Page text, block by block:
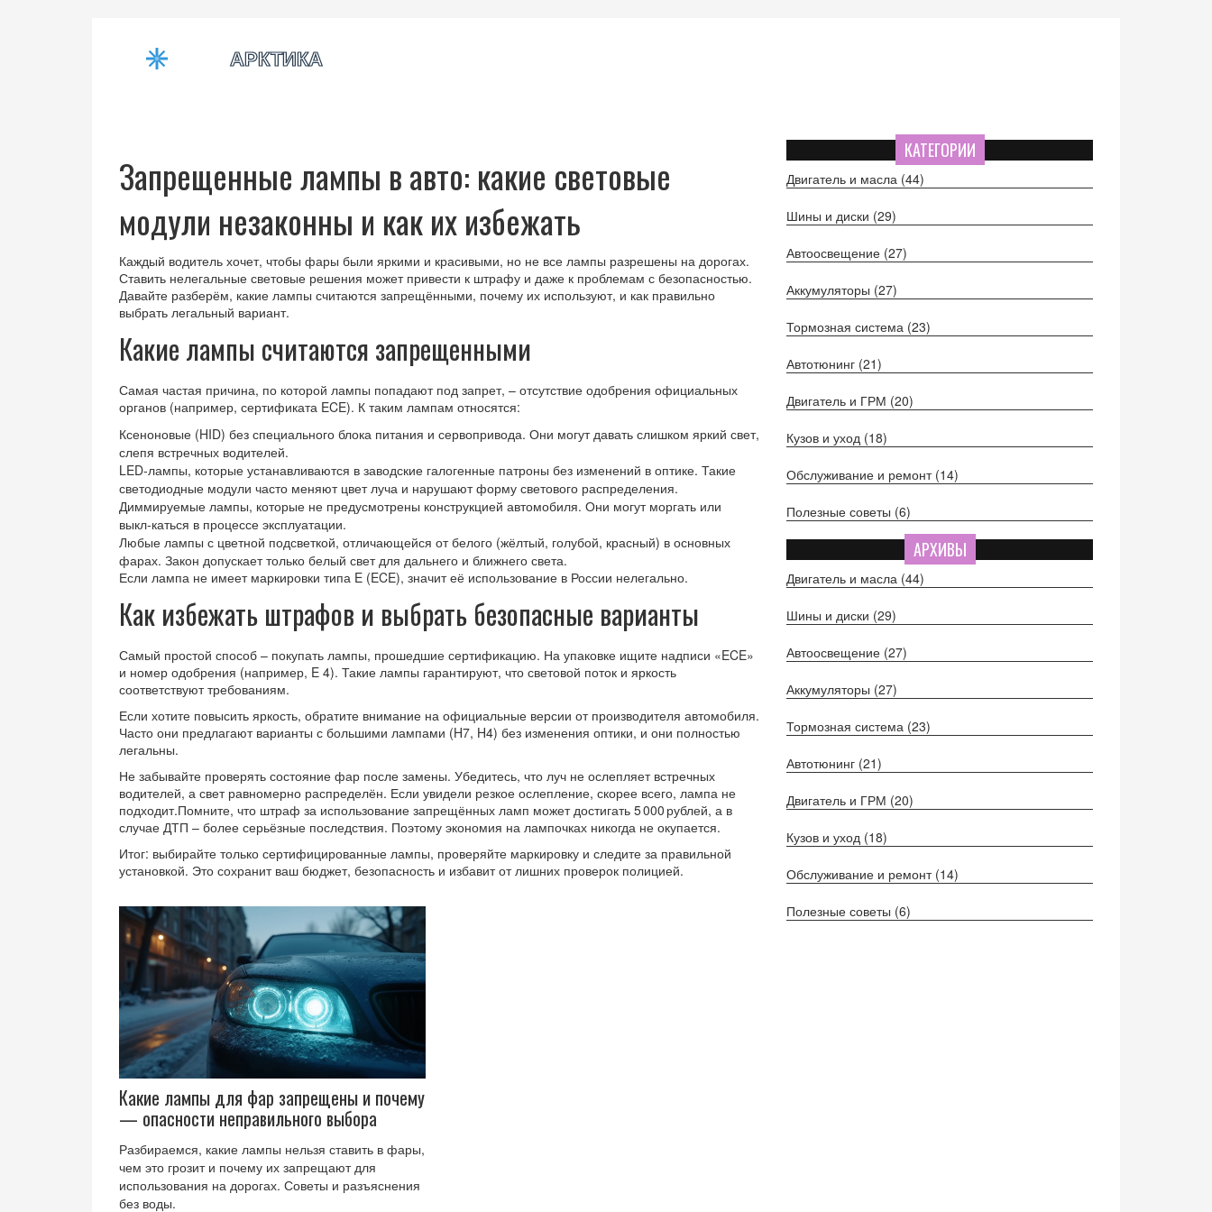
Запрещенные лампы в авто: какие световые
модули незаконны и как их избежать
Каждый водитель хочет, чтобы фары были яркими и красивыми, но не все лампы разрешены на дорогах.
Ставить нелегальные световые решения может привести к штрафу и даже к проблемам с безопасностью.
Давайте разберём, какие лампы считаются запрещёнными, почему их используют, и как правильно
выбрать легальный вариант.
Какие лампы считаются запрещенными
Самая частая причина, по которой лампы попадают под запрет, – отсутствие одобрения официальных
органов (например, сертификата ECE). К таким лампам относятся:
Ксеноновые (HID) без специального блока питания и сервопривода. Они могут давать слишком яркий свет,
слепя встречных водителей.
LED‑лампы, которые устанавливаются в заводские галогенные патроны без изменений в оптике. Такие
светодиодные модули часто меняют цвет луча и нарушают форму светового распределения.
Диммируемые лампы, которые не предусмотрены конструкцией автомобиля. Они могут моргать или
выкл‑каться в процессе эксплуатации.
Любые лампы с цветной подсветкой, отличающейся от белого (жёлтый, голубой, красный) в основных
фарах. Закон допускает только белый свет для дальнего и ближнего света.
Если лампа не имеет маркировки типа E (ECE), значит её использование в России нелегально.
Как избежать штрафов и выбрать безопасные варианты
Самый простой способ – покупать лампы, прошедшие сертификацию. На упаковке ищите надписи «ECE»
и номер одобрения (например, E 4). Такие лампы гарантируют, что световой поток и яркость
соответствуют требованиям.
Если хотите повысить яркость, обратите внимание на официальные версии от производителя автомобиля.
Часто они предлагают варианты с большими лампами (H7, H4) без изменения оптики, и они полностью
легальны.
Не забывайте проверять состояние фар после замены. Убедитесь, что луч не ослепляет встречных
водителей, а свет равномерно распределён. Если увидели резкое ослепление, скорее всего, лампа не
подходит.Помните, что штраф за использование запрещённых ламп может достигать 5 000 рублей, а в
случае ДТП – более серьёзные последствия. Поэтому экономия на лампочках никогда не окупается.
Итог: выбирайте только сертифицированные лампы, проверяйте маркировку и следите за правильной
установкой. Это сохранит ваш бюджет, безопасность и избавит от лишних проверок полицией.
Какие лампы для фар запрещены и почему
— опасности неправильного выбора
Разбираемся, какие лампы нельзя ставить в фары,
чем это грозит и почему их запрещают для
использования на дорогах. Советы и разъяснения
без воды.
КАТЕГОРИИ
Двигатель и масла (44)
Шины и диски (29)
Автоосвещение (27)
Аккумуляторы (27)
Тормозная система (23)
Автотюнинг (21)
Двигатель и ГРМ (20)
Кузов и уход (18)
Обслуживание и ремонт (14)
Полезные советы (6)
АРХИВЫ
Двигатель и масла (44)
Шины и диски (29)
Автоосвещение (27)
Аккумуляторы (27)
Тормозная система (23)
Автотюнинг (21)
Двигатель и ГРМ (20)
Кузов и уход (18)
Обслуживание и ремонт (14)
Полезные советы (6)